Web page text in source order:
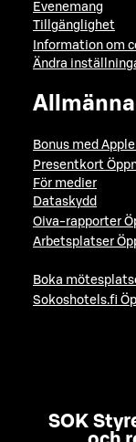
Evenemang
Tillgänglighet
Information om
Ändra
Bonus med
Presentkort
För medier
Dataskydd
Oiva-rapporter
Arbetsplatser
Boka
Sokoshotels.fi
SOK